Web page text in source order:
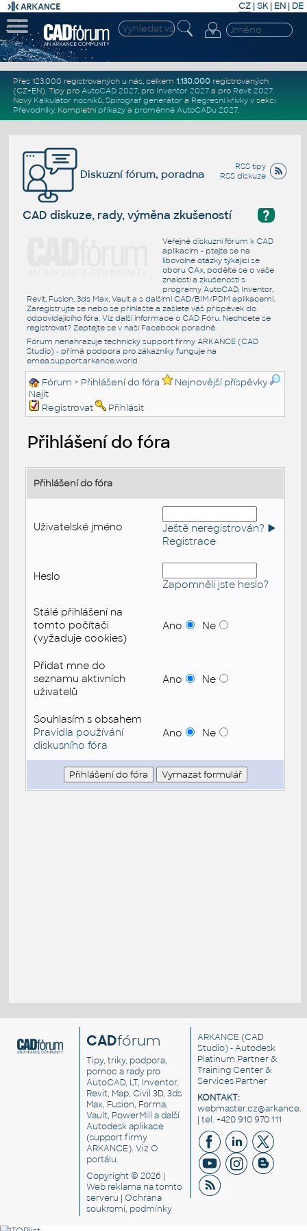
CZ | SK| EN | DE
Přes 123.000 registrovaných u nás, celkem 1.130.000registrovaných
(CZ+EN). Tipy pro AutoCAD 2027, pro Inventor 2027a pro Revit 2027.
Nový Kalkulátor nosníků, Spirograf generátor a Regresní křivkyv sekci
Převodníky. Kompletní příkazya proměnné AutoCADu 2027.
RSS tipy
RSS diskuze
Diskuzní fórum, poradna
?
CAD diskuze, rady, výměna zkušeností
Veřejné diskuzní fórum k CAD
aplikacím - ptejte se na
libovolné otázky týkající se
oboru CAx, podělte se o vaše
znalosti a zkušenosti s
programy AutoCAD, Inventor,
Revit, Fusion, 3ds Max, Vault a s dalšími CAD/BIM/PDM aplikacemi.
Zaregistrujte se nebo se přihlašte a zašlete váš příspěvek do
odpovídajícího fóra. Viz další informace o CAD Fóru. Nechcete se
registrovat? Zeptejte se v naší Facebook poradně.
Fórum nenahrazuje technický support firmy ARKANCE (CAD
Studio) - přímá podpora pro zákazníky funguje na
emea.support.arkance.world
Fórum > Přihlášení do fóra
Nejnovější příspěvky
Najít
Registrovat
Přihlásit
Přihlášení do fóra
Přihlášení do fóra
Uživatelské jméno
Ještě neregistrován? ►
Registrace
Heslo
Zapomněli jste heslo?
Stálé přihlášení na
tomto počítači
(vyžaduje cookies)
Ano Ne
Přidat mne do
seznamu aktivních
uživatelů
Ano Ne
Souhlasím s obsahem
Pravidla používání
diskusního fóra
Ano Ne
CADfórum
Tipy, triky, podpora,
pomoc a rady pro
AutoCAD, LT, Inventor,
Revit, Map, Civil 3D, 3ds
Max, Fusion, Forma,
Vault, PowerMill a další
Autodesk aplikace
(support firmy
ARKANCE). VizO
portálu.
Copyright © 2026 |
Web reklama na tomto
serveru |Ochrana
soukromí, podmínky
ARKANCE (CAD
Studio) - Autodesk
Platinum Partner &
Training Center &
Services Partner
KONTAKT:
| tel. +420 910 970 111